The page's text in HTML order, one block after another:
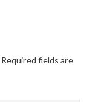
Required fields are